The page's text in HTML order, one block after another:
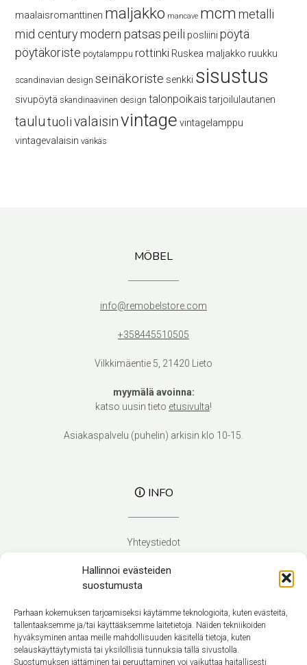
Hallinnoi evästeiden
suostumusta
Parhaan kokemuksen tarjoamiseksi käytämme teknologioita, kuten evästeitä,
tallentaaksemme ja/tai käyttääksemme laitetietoja. Näiden tekniikoiden
hyväksyminen antaa meille mahdollisuuden käsitellä tietoja, kuten
selauskäyttäytymistä tai yksilöllisiä tunnuksia tällä sivustolla.
Suostumuksen jättäminen tai peruuttaminen voi vaikuttaa haitallisesti
maalaisromanttinen maljakko mancave mcm metalli
mid century modern patsaspeili posliini pöytä
pöytäkoriste pöytälamppu rottinki Ruskea maljakko ruukku
scandinavian design seinäkoriste senkki sisustus
sivupöytä skandinaavinen design talonpoikais tarjoilulautanen
taulutuolivalaisinvintage vintagelamppu
vintagevalaisin värikäs
MÖBEL
info@remobelstore.com
+358445510505
Vilkkimäentie 5, 21420 Lieto
myymälä avoinna:
katso uusin tieto etusivulta!
Asiakaspalvelu (puhelin) arkisin klo 10-15.
🛈 INFO
Yhteystiedot
Toimitusehdot
Tietosuojaseloste
Suomi